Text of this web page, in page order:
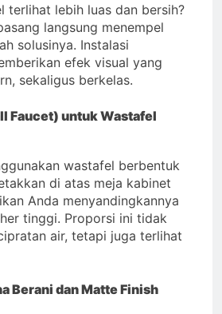
terlihat lebih luas dan bersih?
langsung menempel
solusinya. Instalasi
efek visual yang
sekaligus berkelas.
Faucet) untuk Wastafel
wastafel berbentuk
di atas meja kabinet
Anda menyandingkannya
tinggi. Proporsi ini tidak
air, tetapi juga terlihat
Berani dan Matte Finish